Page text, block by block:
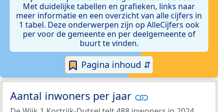
Met duidelijke tabellen en grafieken, links naar
meer informatie en een overzicht van alle cijfers in
1 tabel. Deze onderwerpen zijn op AlleCijfers ook
per voor de gemeente en per deelgemeente of
buurt te vinden.
Pagina inhoud ⇵
Aantal inwoners per jaar